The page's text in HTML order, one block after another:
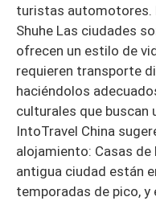
turistas automotores.
Shuhe Las ciudades
ofrecen un estilo de
requieren transporte
haciéndolos
culturales que buscan
IntoTravel China
alojamiento: Casas
antigua ciudad están
temporadas de pico,